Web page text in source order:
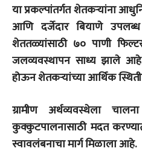
या प्रकल्पांतर्गत शेतकऱ्यांना
आणि दर्जेदार बियाणे
शेततळ्यांसाठी ७० पाणी
जलव्यवस्थापन साध्य झाले
होऊन शेतकऱ्यांच्या आर्थिक
ग्रामीण अर्थव्यवस्थेला
कुक्कुटपालनासाठी मदत
स्वावलंबनाचा मार्ग मिळाला आहे.